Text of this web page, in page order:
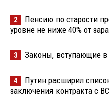
2
Пенсию по старости
уровне не ниже 40% от
3 Законы, вступающие в
4
Путин расширил
заключения контракта с